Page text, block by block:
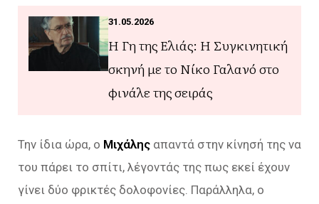
31.05.2026
Η Γη της Ελιάς: Η Συγκινητική
σκηνή με το Νίκο Γαλανό στο
φινάλε της σειράς
Την ίδια ώρα, ο Μιχάλης απαντά στην κίνησή της να
του πάρει το σπίτι, λέγοντάς της πως εκεί έχουν
γίνει δύο φρικτές δολοφονίες. Παράλληλα, ο